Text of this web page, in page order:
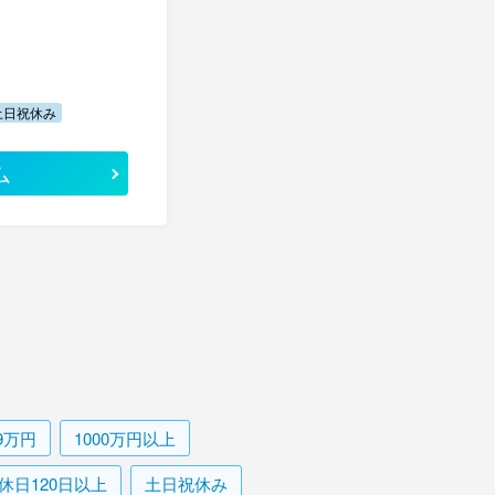
日祝休み
円
1000万円以上
日120日以上
土日祝休み